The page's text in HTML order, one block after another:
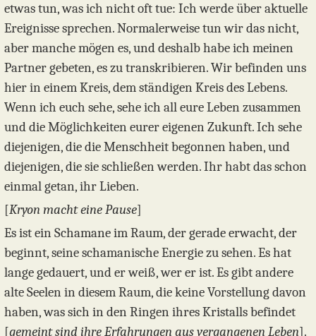
etwas tun, was ich nicht oft tue: Ich werde über aktuelle
Ereignisse sprechen. Normalerweise tun wir das nicht,
aber manche mögen es, und deshalb habe ich meinen
Partner gebeten, es zu transkribieren. Wir befinden uns
hier in einem Kreis, dem ständigen Kreis des Lebens.
Wenn ich euch sehe, sehe ich all eure Leben zusammen
und die Möglichkeiten eurer eigenen Zukunft. Ich sehe
diejenigen, die die Menschheit begonnen haben, und
diejenigen, die sie schließen werden. Ihr habt das schon
einmal getan, ihr Lieben.
[Kryon macht eine Pause]
Es ist ein Schamane im Raum, der gerade erwacht, der
beginnt, seine schamanische Energie zu sehen. Es hat
lange gedauert, und er weiß, wer er ist. Es gibt andere
alte Seelen in diesem Raum, die keine Vorstellung davon
haben, was sich in den Ringen ihres Kristalls befindet
[gemeint sind ihre Erfahrungen aus vergangenen Leben].